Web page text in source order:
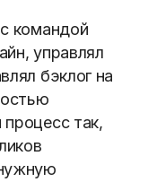
командой
управлял
бэклог на
так,